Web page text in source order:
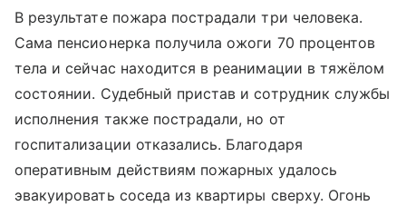
В результате пожара пострадали три человека.
Сама пенсионерка получила ожоги 70 процентов
тела и сейчас находится в реанимации в тяжёлом
состоянии. Судебный пристав и сотрудник службы
исполнения также пострадали, но от
госпитализации отказались. Благодаря
оперативным действиям пожарных удалось
эвакуировать соседа из квартиры сверху. Огонь